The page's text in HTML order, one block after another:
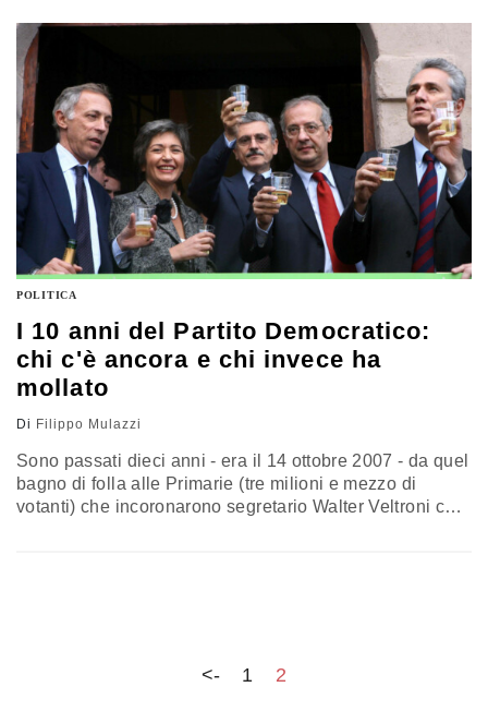
gazebo con i “due euro” in mano. Sa…
POLITICA
I 10 anni del Partito Democratico:
chi c'è ancora e chi invece ha
mollato
Di Filippo Mulazzi
Sono passati dieci anni - era il 14 ottobre 2007 - da quel
bagno di folla alle Primarie (tre milioni e mezzo di
votanti) che incoronarono segretario Walter Veltroni con
<- 1 2